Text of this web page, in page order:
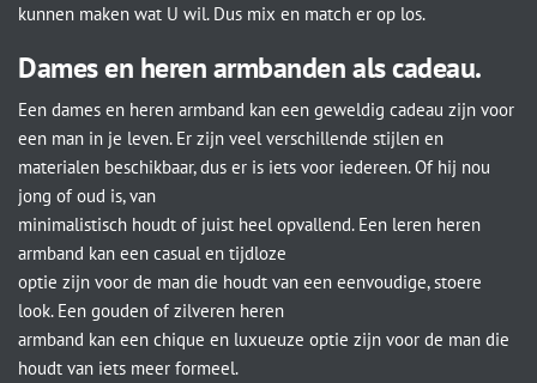
kunnen maken wat U wil. Dus mix en match er op los.
Dames en heren armbanden als cadeau.
Een dames en heren armband kan een geweldig cadeau zijn voor
een man in je leven. Er zijn veel verschillende stijlen en
materialen beschikbaar, dus er is iets voor iedereen. Of hij nou
jong of oud is, van
minimalistisch houdt of juist heel opvallend. Een leren heren
armband kan een casual en tijdloze
optie zijn voor de man die houdt van een eenvoudige, stoere
look. Een gouden of zilveren heren
armband kan een chique en luxueuze optie zijn voor de man die
houdt van iets meer formeel.